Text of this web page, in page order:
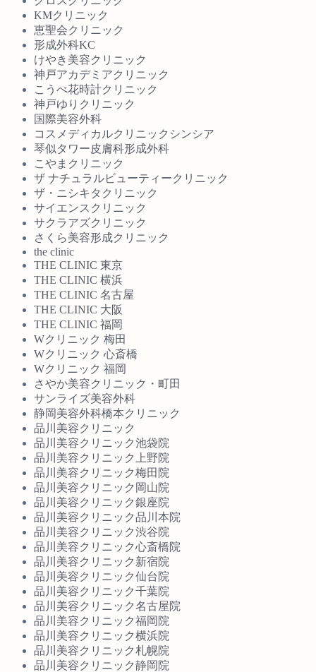
KMクリニック
恵聖会クリニック
形成外科KC
けやき美容クリニック
神戸アカデミアクリニック
こうべ花時計クリニック
神戸ゆりクリニック
国際美容外科
コスメディカルクリニックシンシア
琴似タワー皮膚科形成外科
こやまクリニック
ザ ナチュラルビューティークリニック
ザ・ニシキタクリニック
サイエンスクリニック
サクラアズクリニック
さくら美容形成クリニック
the clinic
THE CLINIC 東京
THE CLINIC 横浜
THE CLINIC 名古屋
THE CLINIC 大阪
THE CLINIC 福岡
Wクリニック 梅田
Wクリニック 心斎橋
Wクリニック 福岡
さやか美容クリニック・町田
サンライズ美容外科
静岡美容外科橋本クリニック
品川美容クリニック
品川美容クリニック池袋院
品川美容クリニック上野院
品川美容クリニック梅田院
品川美容クリニック岡山院
品川美容クリニック銀座院
品川美容クリニック品川本院
品川美容クリニック渋谷院
品川美容クリニック心斎橋院
品川美容クリニック新宿院
品川美容クリニック仙台院
品川美容クリニック千葉院
品川美容クリニック名古屋院
品川美容クリニック福岡院
品川美容クリニック横浜院
品川美容クリニック札幌院
品川美容クリニック静岡院